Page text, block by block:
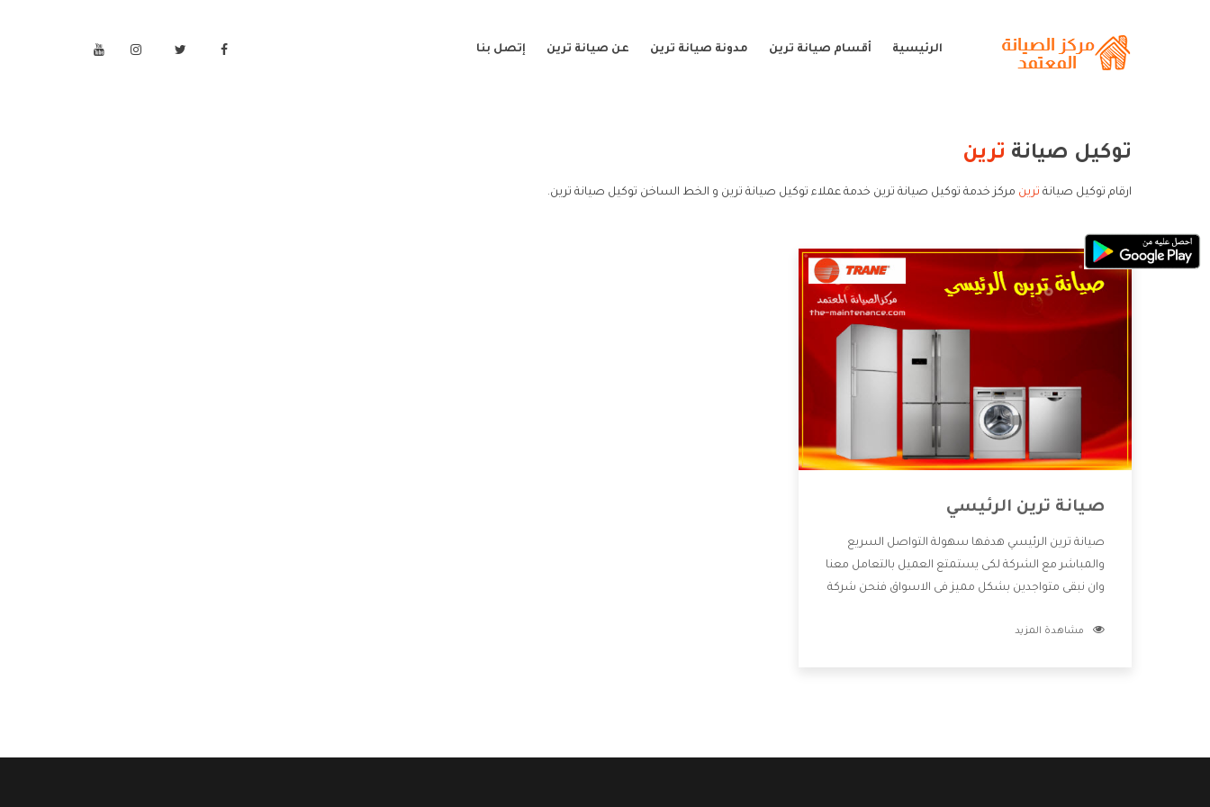
الرئيسية أقسام صيانة ترين مدونة صيانة ترين عن صيانة ترين إتصل بنا
توكيل صيانة ترين
ارقام توكيل صيانة ترين مركز خدمة توكيل صيانة ترين خدمة عملاء توكيل صيانة ترين و الخط الساخن توكيل صيانة ترين.
صيانة ترين الرئيسي
صيانة ترين الرئيسي هدفها سهولة التواصل السريع
والمباشر مع الشركة لكى يستمتع العميل بالتعامل معنا
وان نبقى متواجدين بشكل مميز فى الاسواق فنحن شركة
بالخدمات التى تنفرد الشركة بها والتى تكون منها خدمة
مشاهدة المزيد